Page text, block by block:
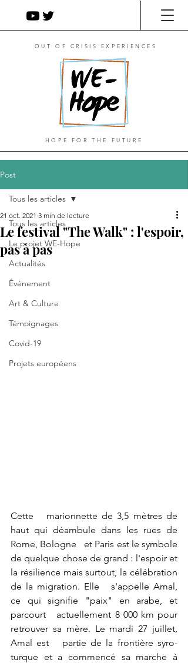
OUT OF CRISIS EXPERIENCES
HOPE FOR THE FUTURE
Post
Tous les articles
Le projet WE-Hope
Actualités
Événement
Art & Culture
Témoignages
Covid-19
Projets européens
Tous les articles
Le festival "The Walk" : l'espoir,
pas à pas
21 oct. 2021 3 min de lecture
Cette   marionnette de 3,5 mètres de
haut qui déambule dans les rues de
Rome, Bologne   et Paris est le symbole
de quelque chose de grand : l'espoir et
la résilience mais surtout, la célébration
de la migration. Elle   s'appelle Amal,
ce qui signifie "paix" en arabe, et
parcourt   actuellement 8 000 km pour
retrouver sa mère. Le mardi 27 juillet,
Amal est   partie de la frontière syro-
turque et a commencé sa marche à